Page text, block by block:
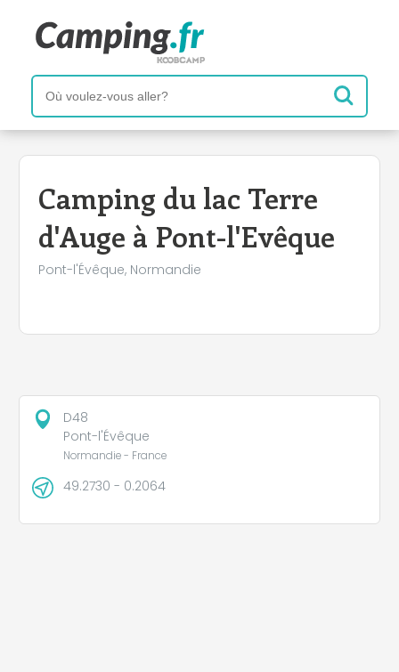
Camping du lac Terre
d'Auge à Pont-l'Evêque
Pont-l'Évêque, Normandie
+
−
D48
Pont-l'Évêque
Normandie - France
49.2730 - 0.2064